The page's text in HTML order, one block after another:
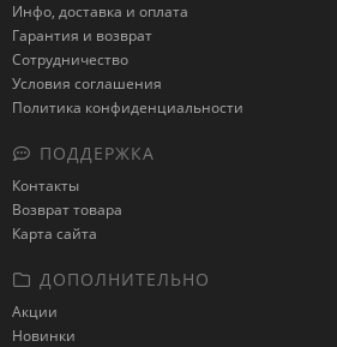
Инфо, доставка и оплата
Гарантия и возврат
Сотрудничество
Условия соглашения
Политика конфиденциальности
ПОДДЕРЖКА
Контакты
Возврат товара
Карта сайта
ДОПОЛНИТЕЛЬНО
Акции
Новинки